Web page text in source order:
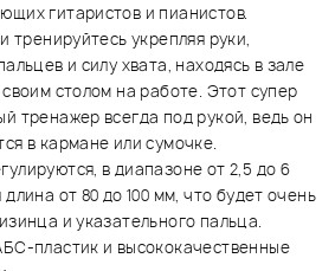
гитаристов и пианистов.
тренируйтесь укрепляя руки,
и силу хвата, находясь в зале
столом на работе. Этот супер
тренажер всегда под рукой, ведь он
в кармане или сумочке.
в диапазоне от 2,5 до 6
от 80 до 100 мм, что будет очень
и указательного пальца.
пластик и высококачественные